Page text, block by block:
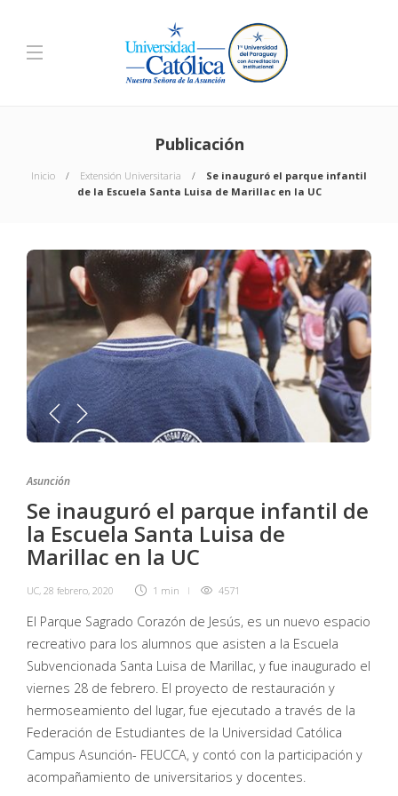
Publicación
Inicio Extensión Universitaria
Se inauguró el parque infantil
de la Escuela Santa Luisa de Marillac en la UC
Asunción
Se inauguró el parque infantil de
la Escuela Santa Luisa de
Marillac en la UC
UC, 28 febrero, 2020 1 min 4571
El Parque Sagrado Corazón de Jesús, es un nuevo espacio
recreativo para los alumnos que asisten a la Escuela
Subvencionada Santa Luisa de Marillac, y fue inaugurado el
viernes 28 de febrero. El proyecto de restauración y
hermoseamiento del lugar, fue ejecutado a través de la
Federación de Estudiantes de la Universidad Católica
Campus Asunción- FEUCCA, y contó con la participación y
acompañamiento de universitarios y docentes.